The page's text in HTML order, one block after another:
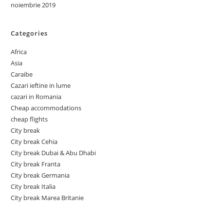
noiembrie 2019
Categories
Africa
Asia
Caraibe
Cazari ieftine in lume
cazari in Romania
Cheap accommodations
cheap flights
City break
City break Cehia
City break Dubai & Abu Dhabi
City break Franta
City break Germania
City break Italia
City break Marea Britanie